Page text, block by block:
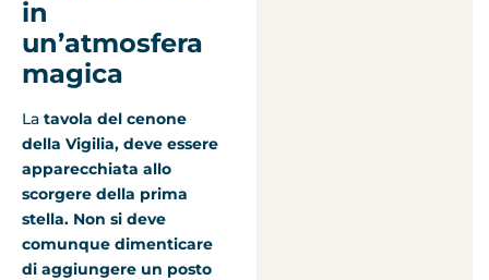
in
un’atmosfera
magica
La tavola del cenone
della Vigilia, deve essere
apparecchiata allo
scorgere della prima
stella. Non si deve
comunque dimenticare
di aggiungere un posto